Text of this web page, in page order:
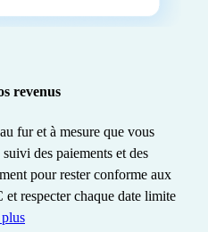
moyenne 13
utilisent
revenus
fur et à mesure que vous
des paiements et des
pour rester conforme aux
respecter chaque date limite